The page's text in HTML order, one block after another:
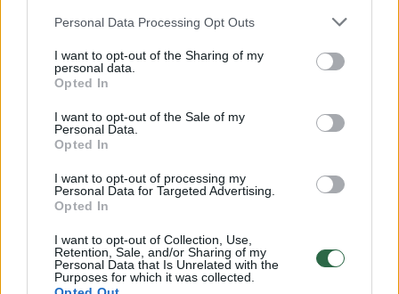
Personal Data Processing Opt Outs
I want to opt-out of the Sharing of my
personal data.
Opted In
I want to opt-out of the Sale of my
Personal Data.
Opted In
I want to opt-out of processing my
Personal Data for Targeted Advertising.
Opted In
I want to opt-out of Collection, Use,
Retention, Sale, and/or Sharing of my
Personal Data that Is Unrelated with the
Purposes for which it was collected.
00:00:57
Savaitės vidurys nusimato karštas: temperatūra kils iki
32 laipsnių šilumos
Žinios | Orai
Nufilmavo, kaip patvino Vilniaus Vakarinis aplinkkelis:
vaizdas pribloškia